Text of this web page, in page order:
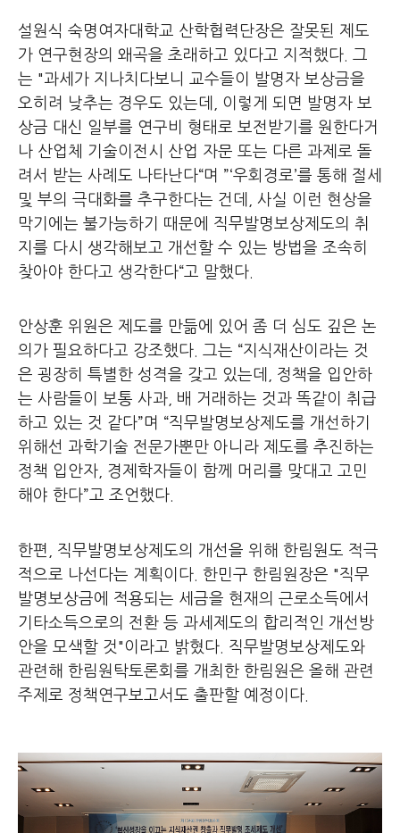
설원식 숙명여자대학교 산학협력단장은 잘못된 제도
가 연구현장의 왜곡을 초래하고 있다고 지적했다. 그
는 "과세가 지나치다보니 교수들이 발명자 보상금을
오히려 낮추는 경우도 있는데, 이렇게 되면 발명자 보
상금 대신 일부를 연구비 형태로 보전받기를 원한다거
나 산업체 기술이전시 산업 자문 또는 다른 과제로 돌
려서 받는 사례도 나타난다“며 ”‘우회경로’를 통해 절세
및 부의 극대화를 추구한다는 건데, 사실 이런 현상을
막기에는 불가능하기 때문에 직무발명보상제도의 취
지를 다시 생각해보고 개선할 수 있는 방법을 조속히
찾아야 한다고 생각한다“고 말했다.
안상훈 위원은 제도를 만듦에 있어 좀 더 심도 깊은 논
의가 필요하다고 강조했다. 그는 “지식재산이라는 것
은 굉장히 특별한 성격을 갖고 있는데, 정책을 입안하
는 사람들이 보통 사과, 배 거래하는 것과 똑같이 취급
하고 있는 것 같다”며 “직무발명보상제도를 개선하기
위해선 과학기술 전문가뿐만 아니라 제도를 추진하는
정책 입안자, 경제학자들이 함께 머리를 맞대고 고민
해야 한다”고 조언했다.
한편, 직무발명보상제도의 개선을 위해 한림원도 적극
적으로 나선다는 계획이다. 한민구 한림원장은 "직무
발명보상금에 적용되는 세금을 현재의 근로소득에서
기타소득으로의 전환 등 과세제도의 합리적인 개선방
안을 모색할 것"이라고 밝혔다. 직무발명보상제도와
관련해 한림원탁토론회를 개최한 한림원은 올해 관련
주제로 정책연구보고서도 출판할 예정이다.